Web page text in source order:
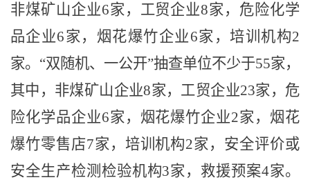
非煤矿山企业6家，工贸企业8家，危险化学
品企业6家，烟花爆竹企业6家，培训机构2
家。 “双随机、一公开”抽查单位不少于55家，
其中，非煤矿山企业8家，工贸企业23家，危
险化学品企业6家，烟花爆竹企业2家，烟花
爆竹零售店7家，培训机构2家，安全评价或
安全生产检测检验机构3家，救援预案4家。